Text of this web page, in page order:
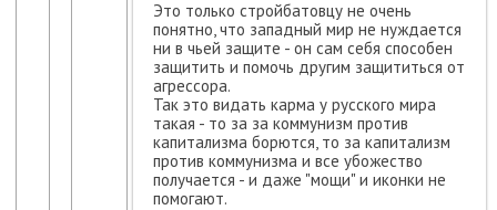
Это только стройбатовцу не очень
понятно, что западный мир не нуждается
ни в чьей защите - он сам себя способен
защитить и помочь другим защититься от
агрессора.
Так это видать карма у русского мира
такая - то за за коммунизм против
капитализма борются, то за капитализм
против коммунизма и все убожество
получается - и даже "мощи" и иконки не
помогают.